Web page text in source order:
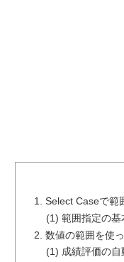
1. Select Caseで範
(1) 範囲指定の基
2. 数値の範囲を使
(1) 成績評価の自